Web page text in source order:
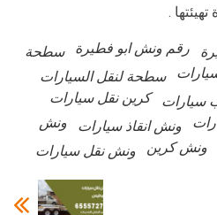
.
رقم ونش ابو فطيرة
سطحة
سطحة لنقل السيارات
سيارات
كرين نقل سيارات
ونش انقاذ سيارات
ونش
ونش كرين ونش نقل سيارات